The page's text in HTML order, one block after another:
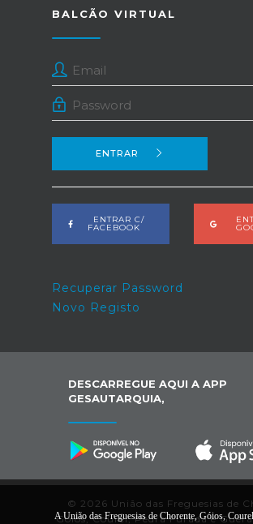
BALCÃO VIRTUAL
ENTRAR
ENTRAR C/
FACEBOOK
Recuperar Password
Novo Registo
DESCARREGUE AQUI A APP
GESAUTARQUIA,
© 2026 União das Freguesias de
Góios, Courel, Pedra Furada e
A União das Freguesias de Chorente, Góios,